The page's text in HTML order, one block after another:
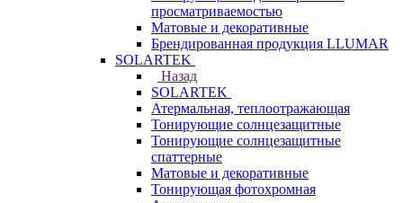
просматриваемостью
Матовые и декоративные
Брендированная продукция LLUMAR
SOLARTEK
Назад
SOLARTEK
Атермальная, теплоотражающая
Тонирующие солнцезащитные
Тонирующие солнцезащитные
спаттерные
Матовые и декоративные
Тонирующая фотохромная